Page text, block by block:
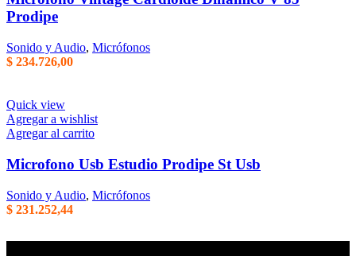
Prodipe
Sonido y Audio, Micrófonos
$ 234.726,00
Quick view
Agregar a wishlist
Agregar al carrito
Microfono Usb Estudio Prodipe St Usb
Sonido y Audio, Micrófonos
$ 231.252,44